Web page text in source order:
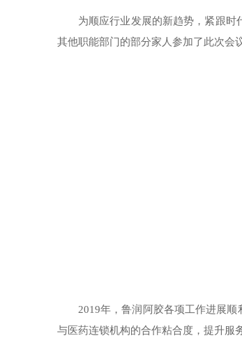
为顺应行业发展的新趋势，紧跟时
其他职能部门的部分家人参加了此次会
2019年，鲁润阿胶各项工作进展
与医药连锁机构的合作粘合度，提升服